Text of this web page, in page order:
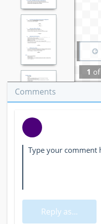
1 of
Comments
Reply as...